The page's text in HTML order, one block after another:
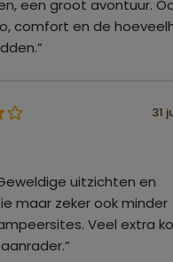
een groot avontuur.
comfort en de
31
uitzichten en
maar zeker ook minder
Veel extra